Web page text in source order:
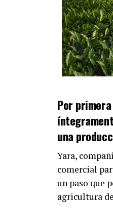
Por
una
Yara,
comercial
un paso que
agricultura